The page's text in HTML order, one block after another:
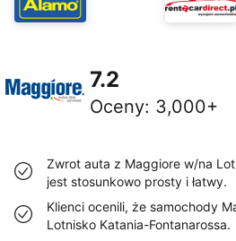
7.2
Oceny: 3,000+
Zwrot auta z Maggiore w/na
jest stosunkowo prosty i łatwy.
Klienci ocenili, że samochody
Lotnisko Katania-Fontanarossa.